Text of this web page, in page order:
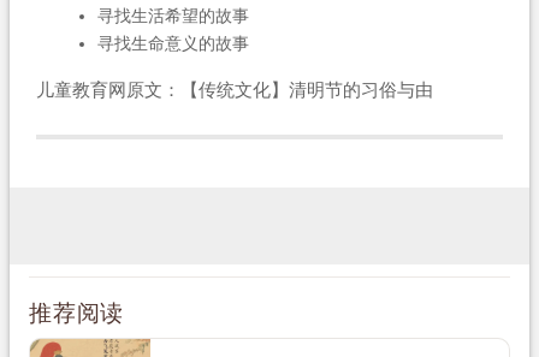
寻找生活希望的故事
寻找生命意义的故事
儿童教育网原文：【传统文化】清明节的习俗与由
推荐阅读